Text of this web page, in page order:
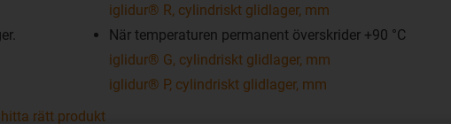
iglidur® R, cylindriskt glidlager, mm
När temperaturen permanent överskrider +90 °C
iglidur® G, cylindriskt glidlager, mm
iglidur® P, cylindriskt glidlager, mm
rätt produkt